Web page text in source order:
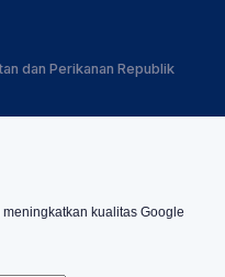
dan Perikanan Republik
kualitas Google